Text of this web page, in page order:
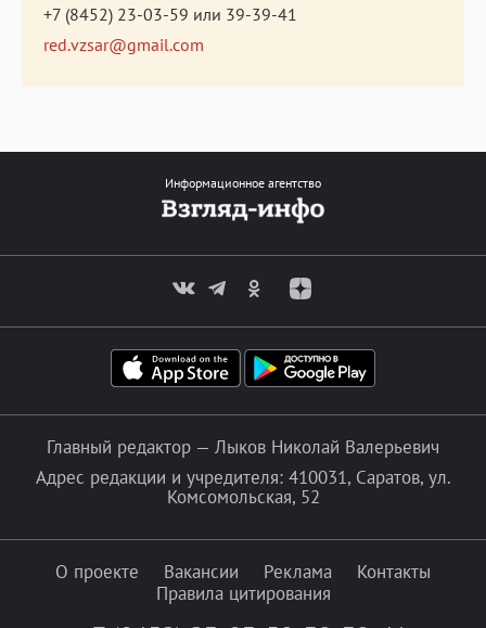
+7 (8452) 23-03-59 или 39-39-41
red.vzsar@gmail.com
Информационное агентство
Главный редактор — Лыков Николай Валерьевич
Адрес редакции и учредителя: 410031, Саратов, ул.
Комсомольская, 52
О проекте Вакансии Реклама
Контакты
Правила цитирования